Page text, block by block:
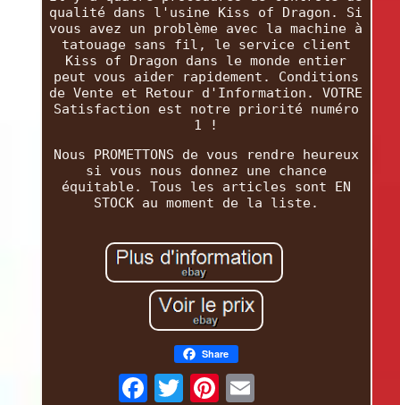
qualité dans l'usine Kiss of Dragon. Si
vous avez un problème avec la machine à
tatouage sans fil, le service client
Kiss of Dragon dans le monde entier
peut vous aider rapidement. Conditions
de Vente et Retour d'Information. VOTRE
Satisfaction est notre priorité numéro
1 !
Nous PROMETTONS de vous rendre heureux
si vous nous donnez une chance
équitable. Tous les articles sont EN
STOCK au moment de la liste.
Share